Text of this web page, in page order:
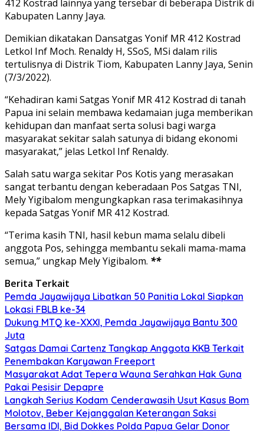
412 Kostrad lainnya yang tersebar di beberapa Distrik di
Kabupaten Lanny Jaya.
Demikian dikatakan Dansatgas Yonif MR 412 Kostrad
Letkol Inf Moch. Renaldy H, SSoS, MSi dalam rilis
tertulisnya di Distrik Tiom, Kabupaten Lanny Jaya, Senin
(7/3/2022).
“Kehadiran kami Satgas Yonif MR 412 Kostrad di tanah
Papua ini selain membawa kedamaian juga memberikan
kehidupan dan manfaat serta solusi bagi warga
masyarakat sekitar salah satunya di bidang ekonomi
masyarakat,” jelas Letkol Inf Renaldy.
Salah satu warga sekitar Pos Kotis yang merasakan
sangat terbantu dengan keberadaan Pos Satgas TNI,
Mely Yigibalom mengungkapkan rasa terimakasihnya
kepada Satgas Yonif MR 412 Kostrad.
“Terima kasih TNI, hasil kebun mama selalu dibeli
anggota Pos, sehingga membantu sekali mama-mama
semua,” ungkap Mely Yigibalom. **
Berita Terkait
Pemda Jayawijaya Libatkan 50 Panitia Lokal Siapkan
Lokasi FBLB ke-34
Dukung MTQ ke-XXXI, Pemda Jayawijaya Bantu 300
Juta
Satgas Damai Cartenz Tangkap Anggota KKB Terkait
Penembakan Karyawan Freeport
Masyarakat Adat Tepera Wauna Serahkan Hak Guna
Pakai Pesisir Depapre
Langkah Serius Kodam Cenderawasih Usut Kasus Bom
Molotov, Beber Kejanggalan Keterangan Saksi
Bersama IDI, Bid Dokkes Polda Papua Gelar Donor